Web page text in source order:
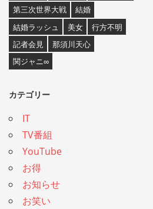
第三次世界大戦
結婚
結婚ラッシュ
美女
行方不明
記者会見
那須川天心
関ジャニ∞
カテゴリー
IT
TV番組
YouTube
お得
お知らせ
お笑い